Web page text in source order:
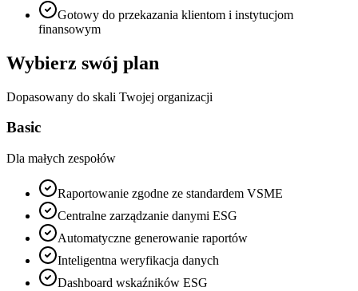
Gotowy do przekazania klientom i instytucjom
finansowym
Wybierz swój plan
Dopasowany do skali Twojej organizacji
Basic
Dla małych zespołów
Raportowanie zgodne ze standardem VSME
Centralne zarządzanie danymi ESG
Automatyczne generowanie raportów
Inteligentna weryfikacja danych
Dashboard wskaźników ESG